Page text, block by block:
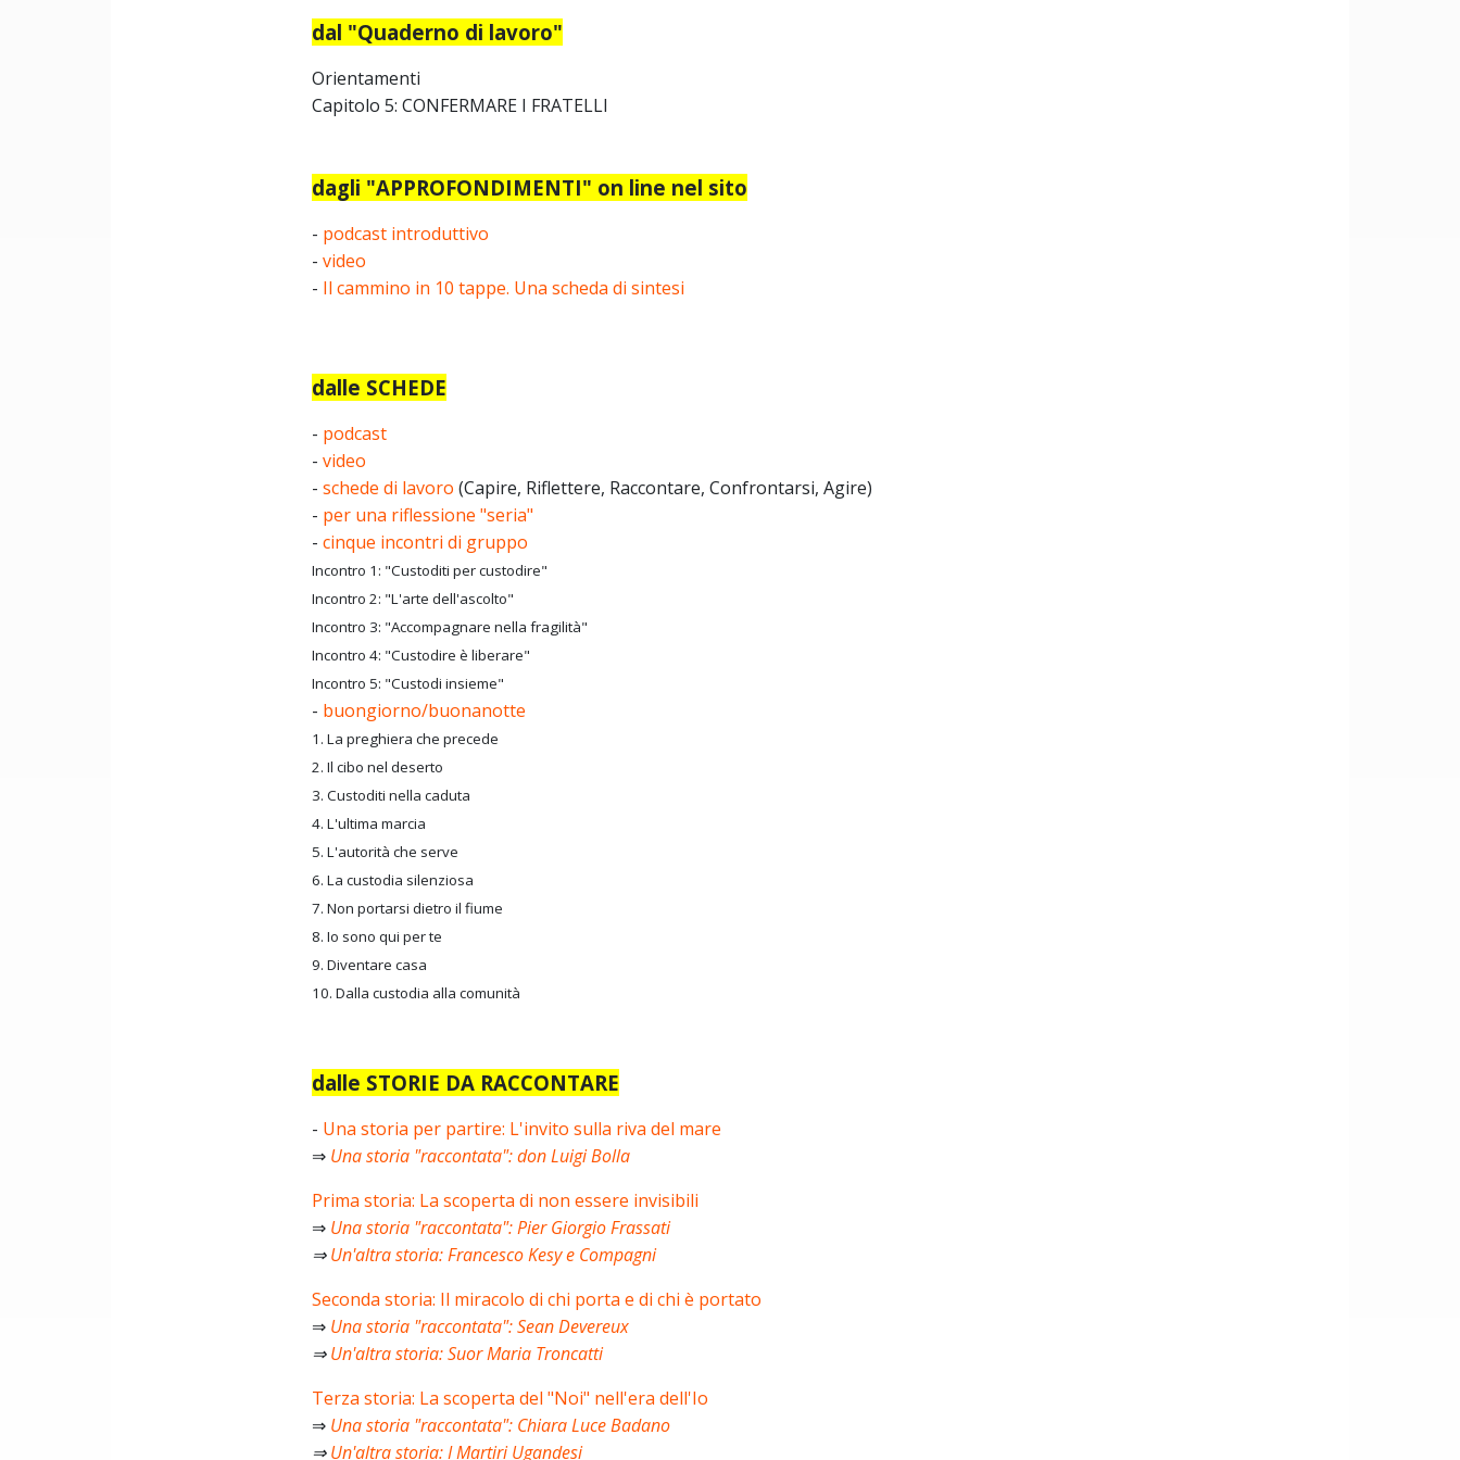
dal "Quaderno di lavoro"
Orientamenti
Capitolo 5: CONFERMARE I FRATELLI
dagli "APPROFONDIMENTI" on line nel sito
- podcast introduttivo
- video
- Il cammino in 10 tappe. Una scheda di sintesi
dalle SCHEDE
- podcast
- video
- schede di lavoro (Capire, Riflettere, Raccontare, Confrontarsi, Agire)
- per una riflessione "seria"
- cinque incontri di gruppo
Incontro 1: "Custoditi per custodire"
Incontro 2: "L'arte dell'ascolto"
Incontro 3: "Accompagnare nella fragilità"
Incontro 4: "Custodire è liberare"
Incontro 5: "Custodi insieme"
- buongiorno/buonanotte
1. La preghiera che precede
2. Il cibo nel deserto
3. Custoditi nella caduta
4. L'ultima marcia
5. L'autorità che serve
6. La custodia silenziosa
7. Non portarsi dietro il fiume
8. Io sono qui per te
9. Diventare casa
10. Dalla custodia alla comunità
dalle STORIE DA RACCONTARE
- Una storia per partire: L'invito sulla riva del mare
⇒ Una storia "raccontata": don Luigi Bolla
Prima storia: La scoperta di non essere invisibili
⇒ Una storia "raccontata": Pier Giorgio Frassati
⇒Un'altra storia: Francesco Kesy e Compagni
Seconda storia: Il miracolo di chi porta e di chi è portato
⇒ Una storia "raccontata": Sean Devereux
⇒Un'altra storia: Suor Maria Troncatti
Terza storia: La scoperta del "Noi" nell'era dell'Io
⇒ Una storia "raccontata": Chiara Luce Badano
⇒Un'altra storia: I Martiri Ugandesi